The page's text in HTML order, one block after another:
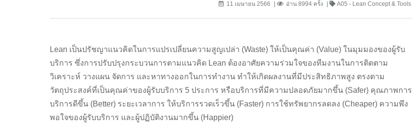
11 เมษายน 2566 อ่าน 8994 ครั้ง A05 - Lean Concept & Tools
Lean เป็นปรัชญาแนวคิดในการแปรเปลี่ยนความสูญเปล่า (Waste) ให้เป็นคุณค่า (Value) ในมุมมองของผู้รับ
บริการ ซึ่งการปรับปรุงกระบวนการตามแนวคิด Lean ต้องอาศัยความร่วมใจของทีมงานในการติดตาม
วิเคราะห์ วางแผน จัดการ และหาทางออกในการทำงาน ทำให้เกิดผลงานที่มีประสิทธิภาพสูง ตรงตาม
วัตถุประสงค์ที่เป็นคุณค่าของผู้รับบริการ 5 ประการ หรือบริการที่มีความปลอดภัยมากขึ้น (Safer) คุณภาพการ
บริการดีขึ้น (Better) ระยะเวลาการ ให้บริการรวดเร็วขึ้น (Faster) การใช้ทรัพยากรลดลง (Cheaper) ความพึง
พอใจของผู้รับบริการ และผู้ปฏิบัติงานมากขึ้น (Happier)